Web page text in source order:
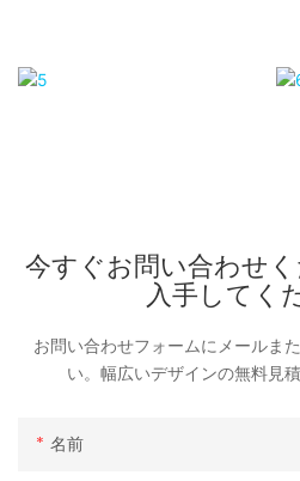
今すぐお問い合わせ
入手してく
お問い合わせフォームにメールま
い。幅広いデザインの無料見
名前